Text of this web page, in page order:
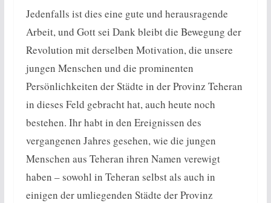
Jedenfalls ist dies eine gute und herausragende
Arbeit, und Gott sei Dank bleibt die Bewegung der
Revolution mit derselben Motivation, die unsere
jungen Menschen und die prominenten
Persönlichkeiten der Städte in der Provinz Teheran
in dieses Feld gebracht hat, auch heute noch
bestehen. Ihr habt in den Ereignissen des
vergangenen Jahres gesehen, wie die jungen
Menschen aus Teheran ihren Namen verewigt
haben – sowohl in Teheran selbst als auch in
einigen der umliegenden Städte der Provinz